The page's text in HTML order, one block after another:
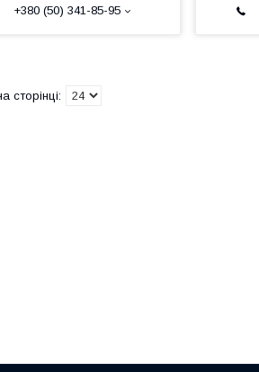
+380 (50) 341-85-95